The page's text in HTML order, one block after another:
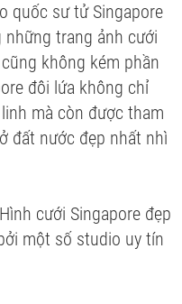
quốc sư tử Singapore
trang ảnh cưới
không kém phần
đôi lứa không chỉ
mà còn được tham
đất nước đẹp nhất nhì
cưới Singapore đẹp
một số studio uy tín